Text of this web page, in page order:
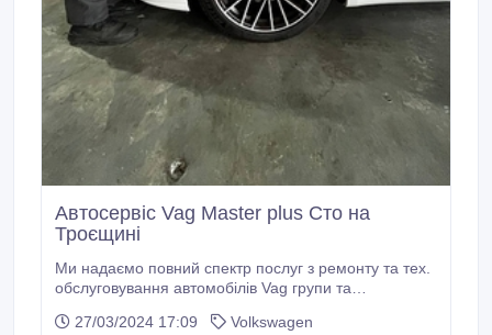
Автосервіс Vag Master plus Сто на
Троєщині
Ми надаємо повний спектр послуг з ремонту та тех.
обслуговування автомобілів Vag групи та
Працюємо з оригінальними запчастинами та
27/03/2024 17:09
Volkswagen